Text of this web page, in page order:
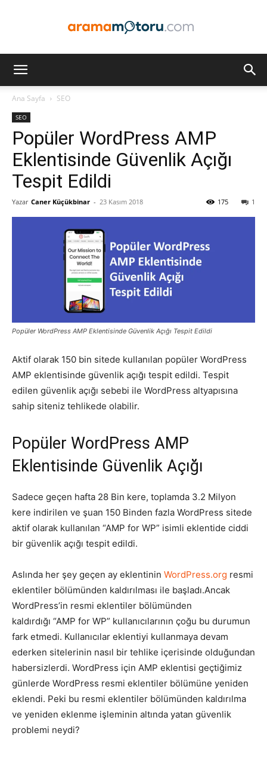
Pazarlaması
SEO,
SEM,
ASO,
UI/UX
Ana Sayfa SEO
SEO
Popüler WordPress AMP
Eklentisinde Güvenlik Açığı
Tespit Edildi
Yazar Caner Küçükbinar - 23 Kasım 2018 1
175
Popüler WordPress AMP Eklentisinde Güvenlik Açığı Tespit Edildi
Aktif olarak 150 bin sitede kullanılan popüler WordPress
AMP eklentisinde güvenlik açığı tespit edildi. Tespit
edilen güvenlik açığı sebebi ile WordPress altyapısına
sahip siteniz tehlikede olabilir.
Popüler WordPress AMP
Eklentisinde Güvenlik Açığı
Sadece geçen hafta 28 Bin kere, toplamda 3.2 Milyon
kere indirilen ve şuan 150 Binden fazla WordPress sitede
aktif olarak kullanılan “AMP for WP” isimli eklentide ciddi
bir güvenlik açığı tespit edildi.
Aslında her şey geçen ay eklentinin WordPress.org resmi
eklentiler bölümünden kaldırılması ile başladı.Ancak
WordPress’in resmi eklentiler bölümünden
kaldırdığı “AMP for WP” kullanıcılarının çoğu bu durumun
fark etmedi. Kullanıcılar eklentiyi kullanmaya devam
ederken sitelerinin nasıl bir tehlike içerisinde olduğundan
habersizlerdi. WordPress için AMP eklentisi geçtiğimiz
günlerde WordPress resmi eklentiler bölümüne yeniden
eklendi. Peki bu resmi eklentiler bölümünden kaldırılma
ve yeniden eklenme işleminin altında yatan güvenlik
problemi neydi?